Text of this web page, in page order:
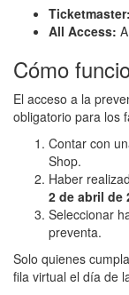
Ticketmaster:
All Access:
Cómo
El acceso a la
obligatorio para los
Contar con
Shop.
Haber
2 de abril de
Seleccionar
preventa.
Solo quienes
fila virtual el día de